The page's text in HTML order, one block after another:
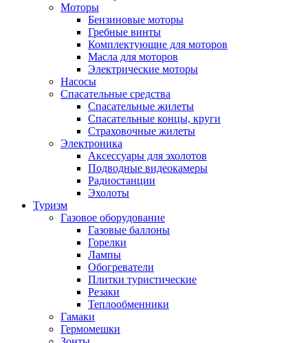
Моторы
Бензиновые моторы
Гребные винты
Комплектующие для моторов
Масла для моторов
Электрические моторы
Насосы
Спасательные средства
Спасательные жилеты
Спасательные концы, круги
Страховочные жилеты
Электроника
Аксессуары для эхолотов
Подводные видеокамеры
Радиостанции
Эхолоты
Туризм
Газовое оборудование
Газовые баллоны
Горелки
Лампы
Обогреватели
Плитки туристические
Резаки
Теплообменники
Гамаки
Гермомешки